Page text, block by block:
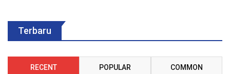
Terbaru
RECENT POPULAR COMMON